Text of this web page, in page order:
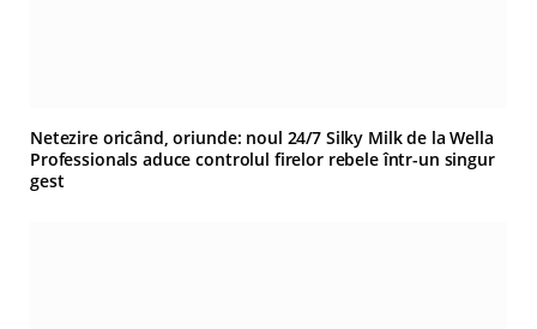
Netezire oricând, oriunde: noul 24/7 Silky Milk de la Wella
Professionals aduce controlul firelor rebele într-un singur
gest